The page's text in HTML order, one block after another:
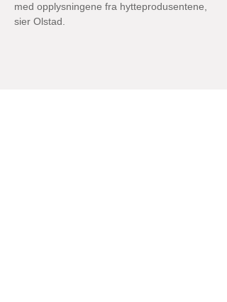
med opplysningene fra hytteprodusentene,
sier Olstad.